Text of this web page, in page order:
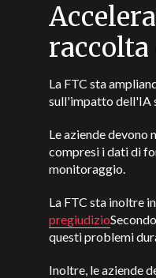
La FTC sta
sull'impatto dell'IA
Le aziende devono
compresi i dati di
monitoraggio.
La FTC sta inoltre
pregiudizio
questi problemi
Inoltre, le aziende